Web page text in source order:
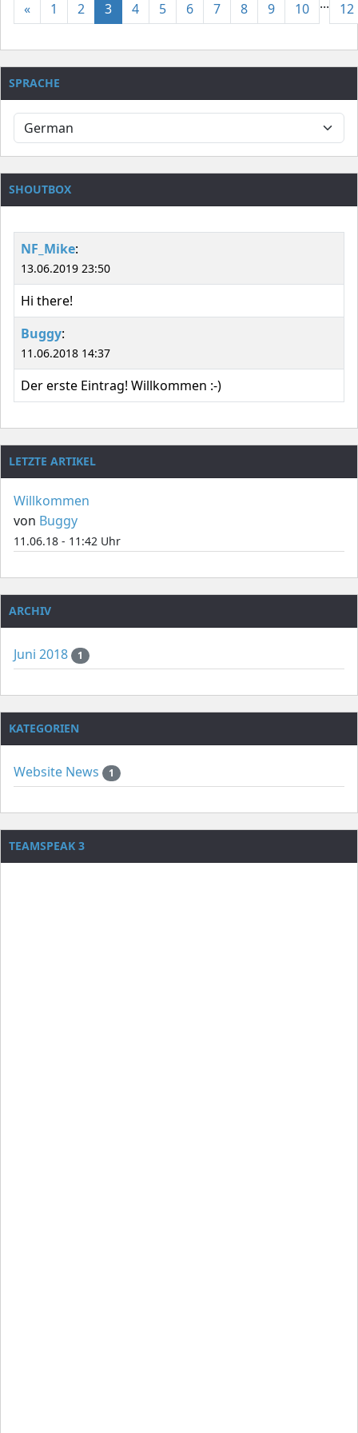
« 1 2 3 4 5 6 7 8 9 10 12
SPRACHE
SHOUTBOX
NF_Mike:
13.06.2019 23:50
Hi there!
Buggy:
11.06.2018 14:37
Der erste Eintrag! Willkommen :-)
LETZTE ARTIKEL
Willkommen
von Buggy
11.06.18 - 11:42 Uhr
ARCHIV
Juni 2018 1
KATEGORIEN
Website News 1
TEAMSPEAK 3